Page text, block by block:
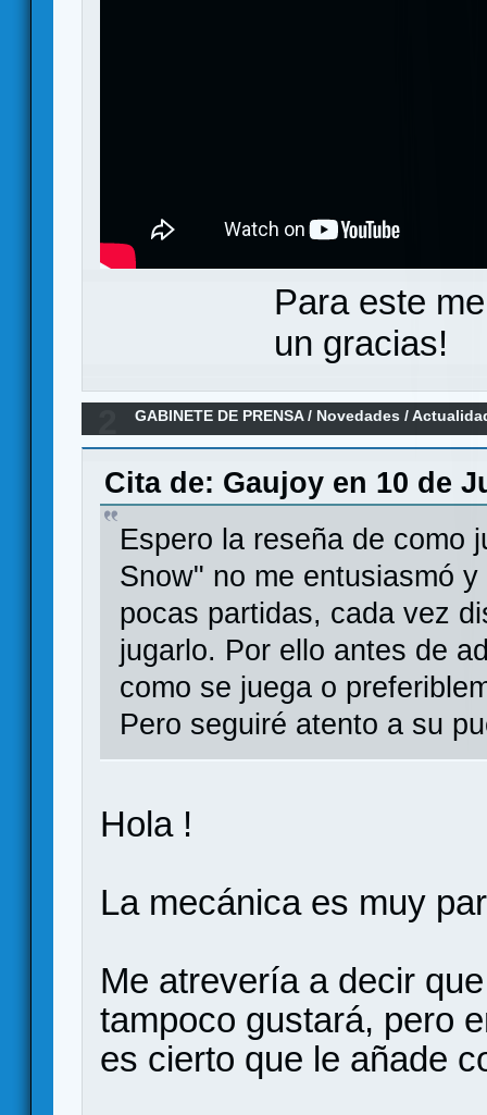
Para este
un gracias!
GABINETE DE PRENSA/ Novedades /
Cita de: Gaujoy en 10 de
Espero la reseña de como
Snow" no me entusiasmó
pocas partidas, cada vez
jugarlo. Por ello antes de
como se juega o
Pero seguiré atento a su
Hola !
La mecánica es muy
Me atrevería a decir
tampoco gustará, pero
es cierto que le añade